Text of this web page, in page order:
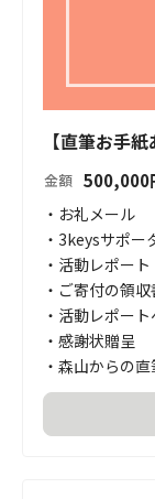
【直筆お手
金額 500,000
・お礼メール
・3keysサポー
・活動レポー
・ご寄付の領収
・活動レポー
・感謝状贈呈
・森山からの